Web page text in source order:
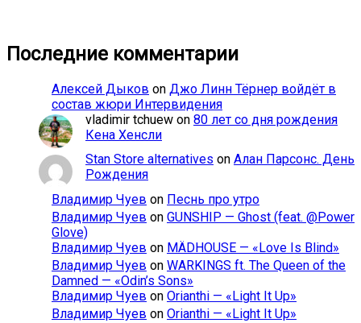
Последние комментарии
Алексей Дыков on Джо Линн Тёрнер войдёт в
состав жюри Интервидения
vladimir tchuew on 80 лет со дня рождения
Кена Хенсли
Stan Store alternatives on Алан Парсонс. День
Рождения
Владимир Чуев on Песнь про утро
Владимир Чуев on GUNSHIP — Ghost (feat. @Power
Glove)
Владимир Чуев on MÄDHOUSE — «Love Is Blind»
Владимир Чуев on WARKINGS ft. The Queen of the
Damned — «Odin’s Sons»
Владимир Чуев on Orianthi — «Light It Up»
Владимир Чуев on Orianthi — «Light It Up»